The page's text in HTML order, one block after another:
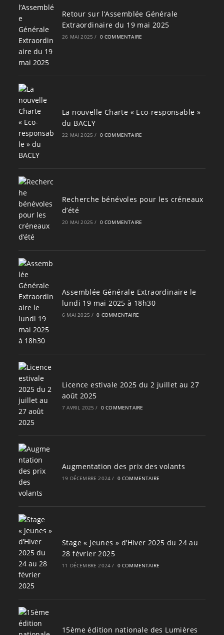
Retour sur l’Assemblée Générale
Extraordinaire du 19 mai 2025
26 MAI 2025 / 0 COMMENTAIRE
La nouvelle Charte « Eco-responsable »
du BACLY
22 MAI 2025 / 0 COMMENTAIRE
Recherche bénévoles pour les créneaux
d’été
20 MAI 2025 / 0 COMMENTAIRE
Assemblée Générale Extraordinaire le
lundi 19 mai 2025 à 18h30
6 MAI 2025 / 0 COMMENTAIRE
Licence estivale 2025 du 2 juillet au 27
août 2025
7 AVRIL 2025 / 0 COMMENTAIRE
Augmentation des prix des volants
19 DÉCEMBRE 2024 / 0 COMMENTAIRE
Stage « Jeunes » d’Hiver 2025 du 24 au
28 février 2025
11 DÉCEMBRE 2024 / 0 COMMENTAIRE
15ème édition nationale des Lumières